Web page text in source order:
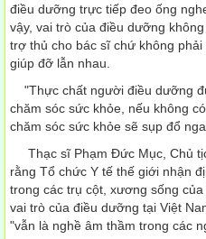
điều dưỡng trực tiếp đeo ống
vậy, vai trò của điều dưỡng
trợ thủ cho bác sĩ chứ không
giúp đỡ lẫn nhau.
"Thực chất người điều dưỡng
chăm sóc sức khỏe, nếu không
chăm sóc sức khỏe sẽ sụp đổ
Thạc sĩ Phạm Đức Mục, Chủ
rằng Tổ chức Y tế thế giới nhận
trong các trụ cột, xương sống
vai trò của điều dưỡng tại Việt
"vẫn là nghề âm thầm trong các